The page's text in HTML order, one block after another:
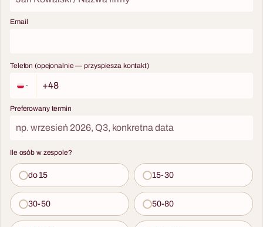
Email
Telefon (opcjonalnie — przyspiesza kontakt)
Preferowany termin
Ile osób w zespole?
do 15 15-30
30-50 50-80